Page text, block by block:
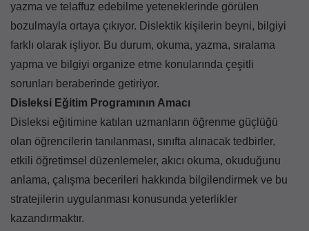
yazma ve telaffuz edebilme yeteneklerinde görülen
bozulmayla ortaya çıkıyor. Dislektik kişilerin beyni, bilgiyi
farklı olarak işliyor. Bu durum, okuma, yazma, sıralama
yapma ve bilgiyi organize etme konularında çeşitli
sorunları beraberinde getiriyor.
Disleksi Eğitim Programının Amacı
Disleksi eğitimine katılan uzmanların öğrenme güçlüğü
olan öğrencilerin tanılanması, sınıfta alınacak tedbirler,
etkili öğretimsel düzenlemeler, akıcı okuma, okuduğunu
anlama, çalışma becerileri hakkında bilgilendirmek ve bu
stratejilerin uygulanması konusunda yeterlikler
kazandırmaktır.